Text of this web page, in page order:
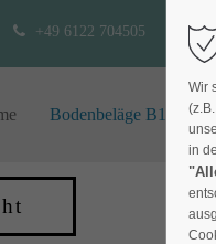
+49 6122 704505
Bodenbeläge B1
Wir
in